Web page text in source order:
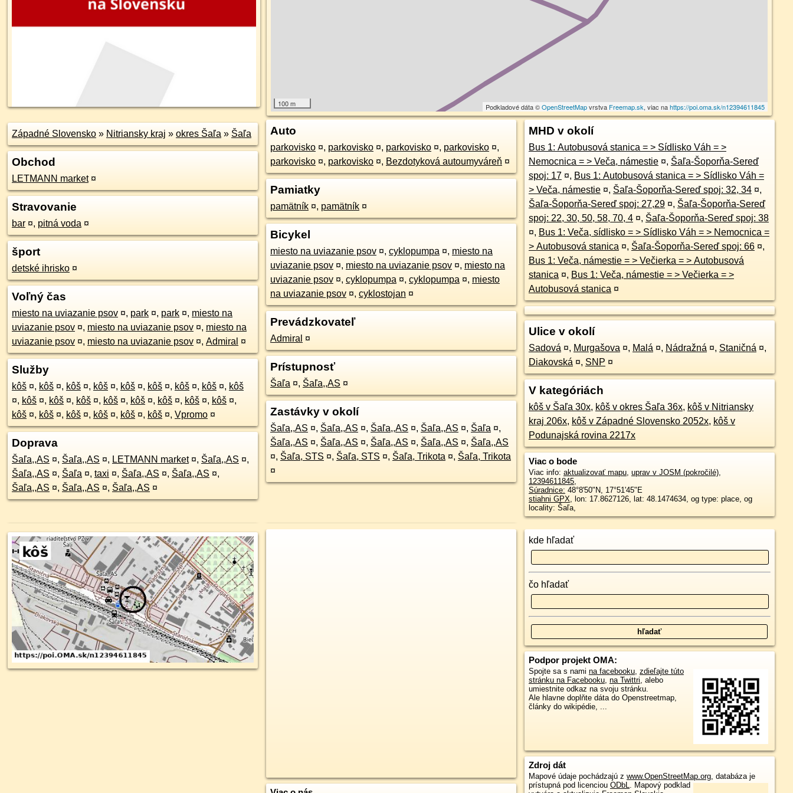
100 m Podkladové dáta ©OpenStreetMapvrstva Freemap.sk, viac nahttps://poi.oma.sk/n12394611845
Západné Slovensko » Nitriansky kraj » okres Šaľa » Šaľa
Obchod
LETMANN market ¤
Stravovanie
bar ¤, pitná voda ¤
šport
detské ihrisko ¤
Voľný čas
miesto na uviazanie psov ¤, park ¤, park ¤, miesto na
uviazanie psov ¤, miesto na uviazanie psov ¤, miesto na
uviazanie psov ¤, miesto na uviazanie psov ¤, Admiral ¤
Služby
kôš ¤, kôš ¤, kôš ¤, kôš ¤, kôš ¤, kôš ¤, kôš ¤, kôš ¤, kôš
¤, kôš ¤, kôš ¤, kôš ¤, kôš ¤, kôš ¤, kôš ¤, kôš ¤, kôš ¤,
kôš ¤, kôš ¤, kôš ¤, kôš ¤, kôš ¤, kôš ¤, Vpromo ¤
Doprava
Šaľa,,AS ¤, Šaľa,,AS ¤, LETMANN market ¤, Šaľa,,AS ¤,
Šaľa,,AS ¤, Šaľa ¤, taxi ¤, Šaľa,,AS ¤, Šaľa,,AS ¤,
Šaľa,,AS ¤, Šaľa,,AS ¤, Šaľa,,AS ¤
Auto
parkovisko ¤, parkovisko ¤, parkovisko ¤, parkovisko ¤,
parkovisko ¤, parkovisko ¤, Bezdotyková autoumyváreň ¤
Pamiatky
pamätník ¤, pamätník ¤
Bicykel
miesto na uviazanie psov ¤, cyklopumpa ¤, miesto na
uviazanie psov ¤, miesto na uviazanie psov ¤, miesto na
uviazanie psov ¤, cyklopumpa ¤, cyklopumpa ¤, miesto
na uviazanie psov ¤, cyklostojan ¤
Prevádzkovateľ
Admiral ¤
Prístupnosť
Šaľa ¤, Šaľa,,AS ¤
Zastávky v okolí
Šaľa,,AS ¤, Šaľa,,AS ¤, Šaľa,,AS ¤, Šaľa,,AS ¤, Šaľa ¤,
Šaľa,,AS ¤, Šaľa,,AS ¤, Šaľa,,AS ¤, Šaľa,,AS ¤, Šaľa,,AS
¤, Šaľa, STS ¤, Šaľa, STS ¤, Šaľa, Trikota ¤, Šaľa, Trikota
¤
MHD v okolí
Bus 1: Autobusová stanica = > Sídlisko Váh = >
Nemocnica = > Veča, námestie ¤, Šaľa-Šoporňa-Sereď
spoj: 17 ¤, Bus 1: Autobusová stanica = > Sídlisko Váh =
> Veča, námestie ¤, Šaľa-Šoporňa-Sereď spoj: 32, 34 ¤,
Šaľa-Šoporňa-Sereď spoj: 27,29 ¤, Šaľa-Šoporňa-Sereď
spoj: 22, 30, 50, 58, 70, 4 ¤, Šaľa-Šoporňa-Sereď spoj: 38
¤, Bus 1: Veča, sídlisko = > Sídlisko Váh = > Nemocnica =
> Autobusová stanica ¤, Šaľa-Šoporňa-Sereď spoj: 66 ¤,
Bus 1: Veča, námestie = > Večierka = > Autobusová
stanica ¤, Bus 1: Veča, námestie = > Večierka = >
Autobusová stanica ¤
Ulice v okolí
Sadová ¤, Murgašova ¤, Malá ¤, Nádražná ¤, Staničná ¤,
Diakovská ¤, SNP ¤
V kategóriách
kôš v Šaľa 30x, kôš v okres Šaľa 36x, kôš v Nitriansky
kraj 206x, kôš v Západné Slovensko 2052x, kôš v
Podunajská rovina 2217x
Viac o bode
Viac info: aktualizovať mapu, uprav v JOSM (pokročilé),
12394611845,
Súradnice: 48°8'50"N, 17°51'45"E
stiahni GPX, lon: 17.8627126, lat: 48.1474634, og type: place, og
locality: Šaľa,
kde hľadať
čo hľadať
Podpor projekt OMA:
Spojte sa s nami na facebooku, zdieľajte túto
stránku na Facebooku, na Twittri, alebo
umiestnite odkaz na svoju stránku.
Ale hlavne doplňte dáta do Openstreetmap,
články do wikipédie, ...
Zdroj dát
Mapové údaje pochádzajú z www.OpenStreetMap.org, databáza je
prístupná pod licenciou ODbL. Mapový podklad